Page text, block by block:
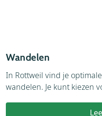
Wandelen
In Rottweil vind je
wandelen. Je kunt kiezen